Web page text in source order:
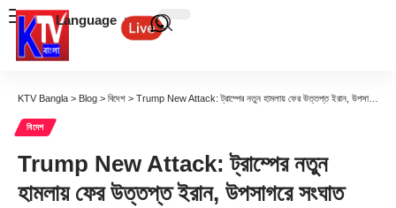
Language
KTV Bangla > Blog > বিদেশ > Trump New Attack: ট্রাম্পের নতুন হামলায় ফের উত্তপ্ত ইরান, উপসাগরে সংঘাত ছড়িয়ে পড়ার আশঙ্কা
বিদেশ
Trump New Attack: ট্রাম্পের নতুন
হামলায় ফের উত্তপ্ত ইরান, উপসাগরে সংঘাত